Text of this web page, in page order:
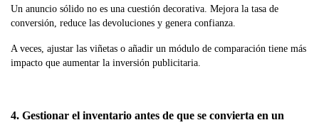
Un anuncio sólido no es una cuestión decorativa. Mejora la tasa de
conversión, reduce las devoluciones y genera confianza.
A veces, ajustar las viñetas o añadir un módulo de comparación tiene más
impacto que aumentar la inversión publicitaria.
4. Gestionar el inventario antes de que se convierta en un